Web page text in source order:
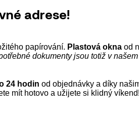
adrese!
papírování. Plastová okna od
dokumenty jsou totiž v
24 hodin od objednávky a díky
mít hotovo a užijete si klidný víkend!